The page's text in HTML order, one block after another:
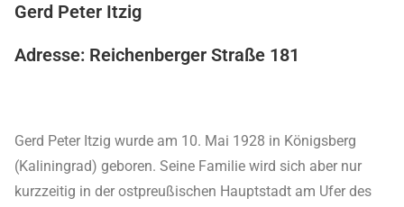
Gerd Peter Itzig
Adresse: Reichenberger Straße 181
Gerd Peter Itzig wurde am 10. Mai 1928 in Königsberg
(Kaliningrad) geboren. Seine Familie wird sich aber nur
kurzzeitig in der ostpreußischen Hauptstadt am Ufer des